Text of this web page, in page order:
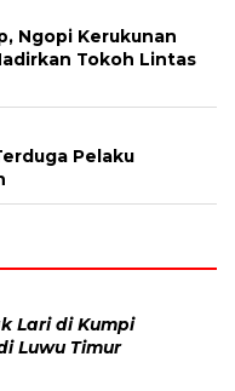
Ngopi Kerukunan
Tokoh Lintas
Pelaku
Lari di Kumpi
Luwu Timur